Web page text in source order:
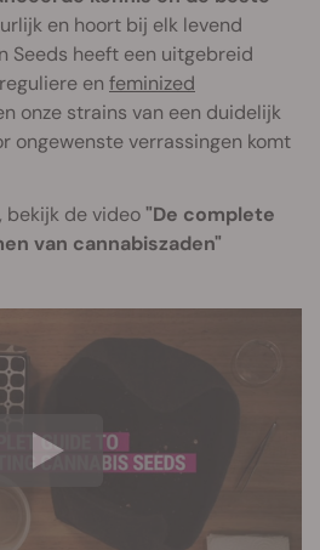
en hoort bij elk levend
Seeds heeft een uitgebreid
en feminized
onze strains van een duidelijk
ongewenste verrassingen komt
bekijk de video"De complete
van cannabiszaden"